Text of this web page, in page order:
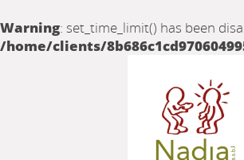
Warning: set_time_limit() has been
/home/clients/